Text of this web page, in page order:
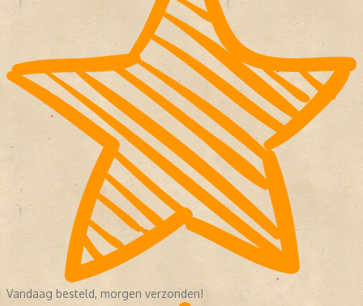
Vandaag besteld, morgen verzonden!